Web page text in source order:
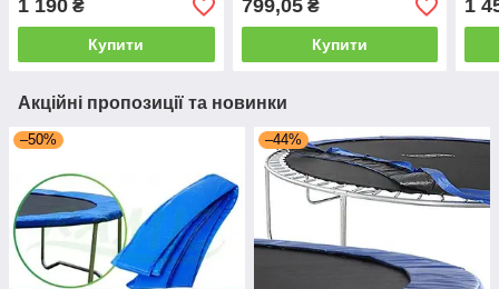
1 190 ₴
Купити
799,05₴
Купити
1
Акційні пропозиції та новинки
–50% –44%